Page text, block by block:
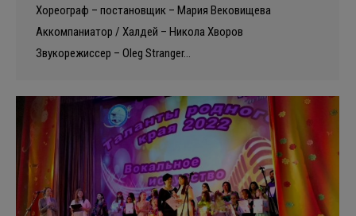
Хореограф – постановщик – Мария Вековищева
Аккомпаниатор / Халдей – Никола Хворов
Звукорежиссер – Oleg Stranger…